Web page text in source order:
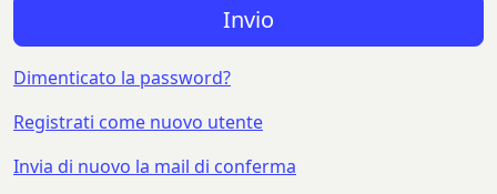
Invio
Dimenticato la password?
Registrati come nuovo utente
Invia di nuovo la mail di conferma